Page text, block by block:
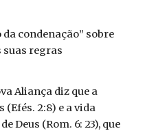
condenação” sobre
suas regras
Aliança diz que a
(Efés. 2:8) e a vida
Deus (Rom. 6: 23), que